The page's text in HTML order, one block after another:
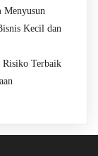
Menyusun
Kecil dan
Risiko Terbaik